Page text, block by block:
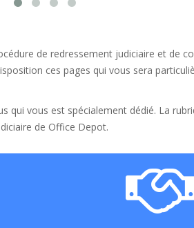
de redressement judiciaire et de
ces pages qui vous sera
qui vous est spécialement dédié. La
de Office Depot.